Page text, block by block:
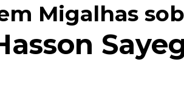
Migalhas